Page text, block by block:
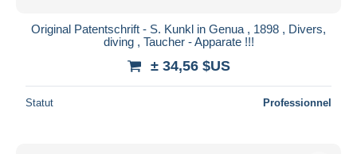
Original Patentschrift - S. Kunkl in Genua , 1898 , Divers,
diving , Taucher - Apparate !!!
± 34,56 $US
Statut Professionnel